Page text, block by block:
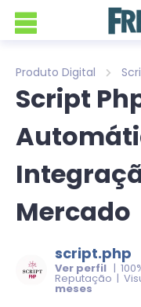
Produto Digital
Script
Mercado
script.php
Ver perfil |
Reputação |
meses